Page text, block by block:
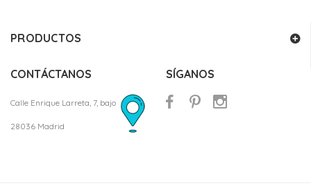
PRODUCTOS
CONTÁCTANOS
Calle Enrique Larreta, 7, bajo
28036 Madrid
SÍGANOS